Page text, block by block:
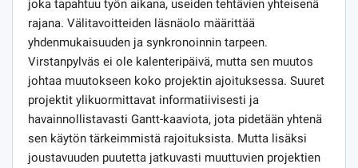
joka tapahtuu työn aikana, useiden tehtävien yhteisenä
rajana. Välitavoitteiden läsnäolo määrittää
yhdenmukaisuuden ja synkronoinnin tarpeen.
Virstanpylväs ei ole kalenteripäivä, mutta sen muutos
johtaa muutokseen koko projektin ajoituksessa. Suuret
projektit ylikuormittavat informatiivisesti ja
havainnollistavasti Gantt-kaaviota, jota pidetään yhtenä
sen käytön tärkeimmistä rajoituksista. Mutta lisäksi
joustavuuden puutetta jatkuvasti muuttuvien projektien